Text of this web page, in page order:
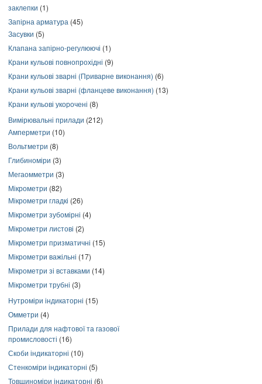
заклепки (1)
Запірна арматура (45)
Засувки (5)
Клапана запірно-регулюючі (1)
Крани кульові повнопрохідні (9)
Крани кульові зварні (Приварне виконання) (6)
Крани кульові зварні (фланцеве виконання) (13)
Крани кульові укорочені (8)
Вимірювальні прилади (212)
Амперметри (10)
Вольтметри (8)
Глибиноміри (3)
Мегаомметри (3)
Мікрометри (82)
Мікрометри гладкі (26)
Мікрометри зубомірні (4)
Мікрометри листові (2)
Мікрометри призматичні (15)
Мікрометри важільні (17)
Мікрометри зі вставками (14)
Мікрометри трубні (3)
Нутроміри індикаторні (15)
Омметри (4)
Прилади для нафтової та газової
промисловості (16)
Скоби індикаторні (10)
Стенкоміри індикаторні (5)
Товщиноміри індикаторні (6)